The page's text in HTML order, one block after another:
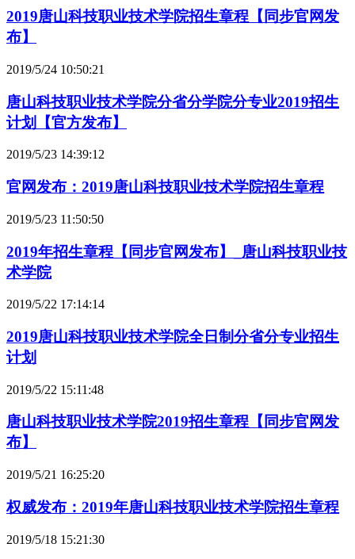
2019唐山科技职业技术学院招生章程【同步官网发
布】
2019/5/24 10:50:21
唐山科技职业技术学院分省分学院分专业2019招生
计划【官方发布】
2019/5/23 14:39:12
官网发布：2019唐山科技职业技术学院招生章程
2019/5/23 11:50:50
2019年招生章程【同步官网发布】_唐山科技职业技
术学院
2019/5/22 17:14:14
2019唐山科技职业技术学院全日制分省分专业招生
计划
2019/5/22 15:11:48
唐山科技职业技术学院2019招生章程【同步官网发
布】
2019/5/21 16:25:20
权威发布：2019年唐山科技职业技术学院招生章程
2019/5/18 15:21:30